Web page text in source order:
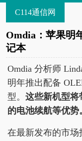
C114通信网
Omdia：苹果明
记本
Omdia 分析师
明年推出配备
型。 这些新机型将
的电池续航等优势
在最新发布的市场